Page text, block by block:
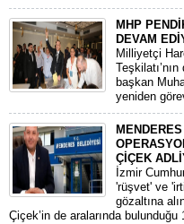
MHP
DEVAM
​Milliyetçi
başkan
yeniden
ÇİÇEK
​İzmir
'rüşvet' ve
gözaltına
Çiçek’in de aralarında